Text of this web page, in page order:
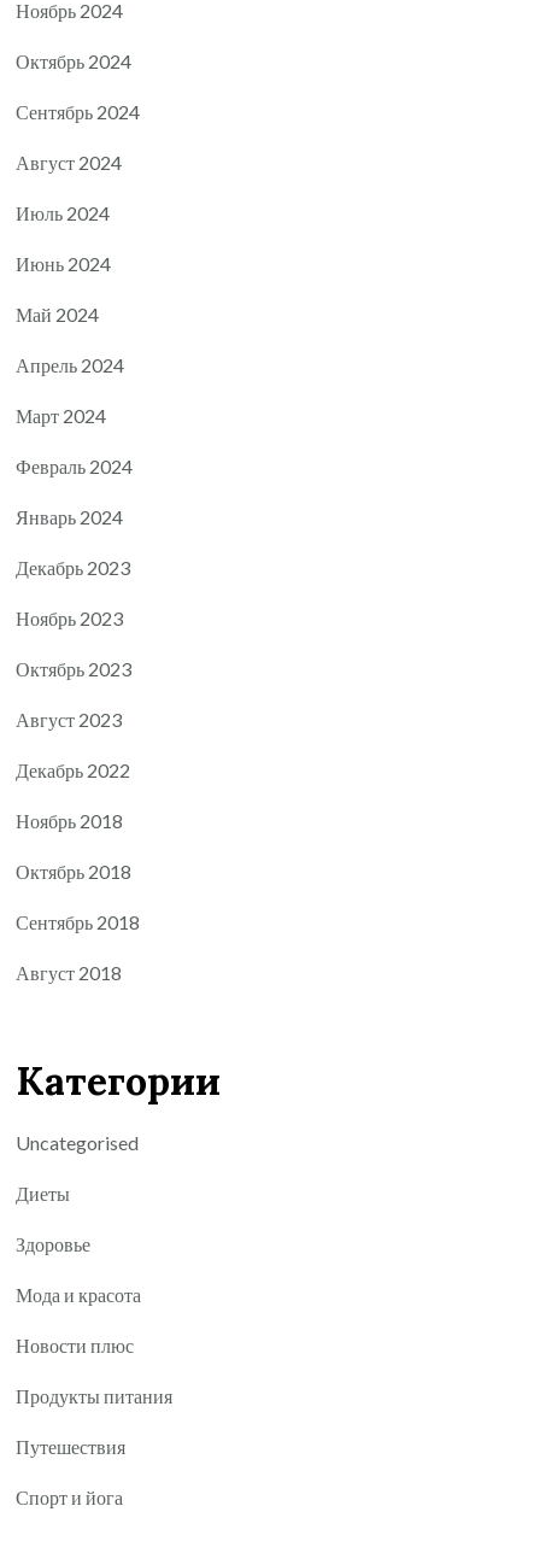
Ноябрь 2024
Октябрь 2024
Сентябрь 2024
Август 2024
Июль 2024
Июнь 2024
Май 2024
Апрель 2024
Март 2024
Февраль 2024
Январь 2024
Декабрь 2023
Ноябрь 2023
Октябрь 2023
Август 2023
Декабрь 2022
Ноябрь 2018
Октябрь 2018
Сентябрь 2018
Август 2018
Категории
Uncategorised
Диеты
Здоровье
Мода и красота
Новости плюс
Продукты питания
Путешествия
Спорт и йога